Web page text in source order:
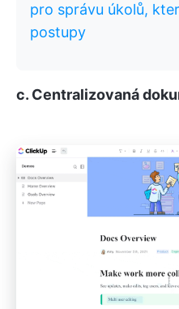
pro správu úkolů,
postupy
c. Centralizovaná